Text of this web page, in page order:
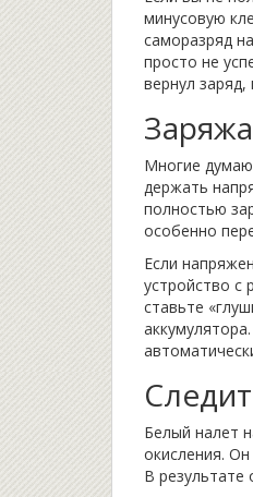
минусовую
саморазряд
просто не
вернул заряд,
Многие
держать
полностью
особенно
Если
устройство с
ставьте
Белый налет
окисления.
В результате